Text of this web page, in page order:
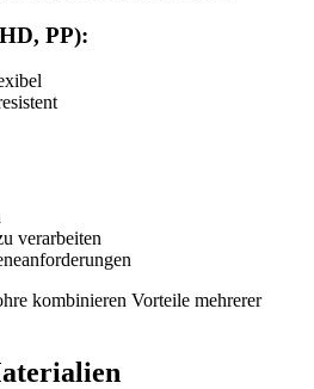
PP):
verarbeiten
kombinieren Vorteile mehrerer